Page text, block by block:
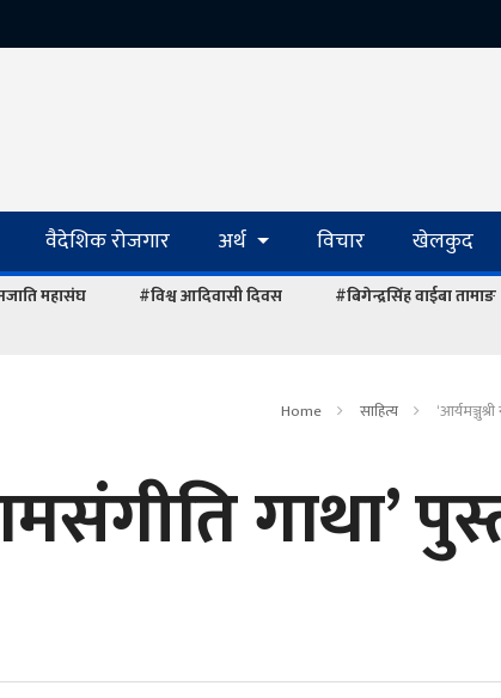
वैदेशिक रोजगार अर्थ विचार खेलकुद
महासंघ #विश्व आदिवासी दिवस #बिगेन्द्रसिंह वाईबा तामाङ
Home साहित्य
गाथा’